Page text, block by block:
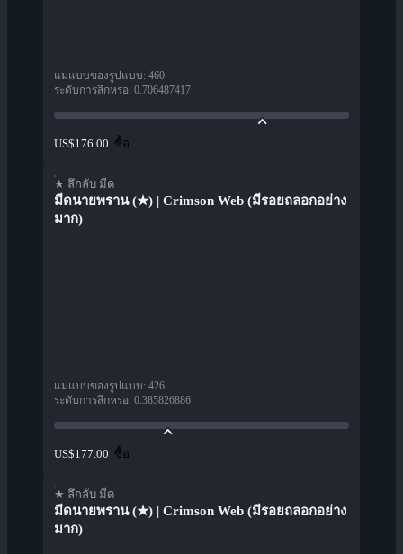
แม่แบบของรูปแบบ: 460
ระดับการสึกหรอ: 0.706487417
US$176.00 ซื้อ
★ ลึกลับ มีด
มีดนายพราน (★) | Crimson Web (มีรอยถลอกอย่าง
มาก)
แม่แบบของรูปแบบ: 426
ระดับการสึกหรอ: 0.385826886
US$177.00 ซื้อ
★ ลึกลับ มีด
มีดนายพราน (★) | Crimson Web (มีรอยถลอกอย่าง
มาก)